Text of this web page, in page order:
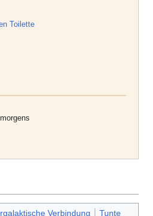
Toilette
Verbindung Tunte